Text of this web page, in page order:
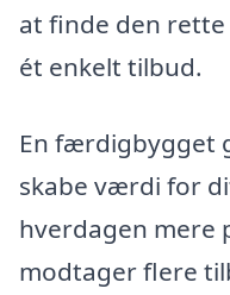
at finde den
ét enkelt tilbud.
En færdigbygget
skabe værdi for
hverdagen mere
modtager flere